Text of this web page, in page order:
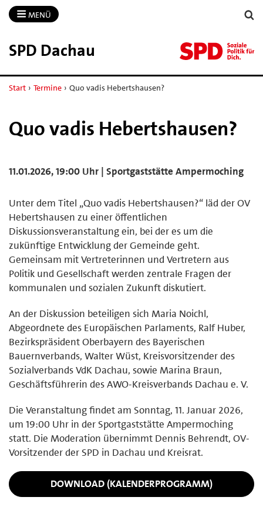
MENÜ
SPD Dachau
Start › Termine › Quo vadis Hebertshausen?
Quo vadis Hebertshausen?
11.01.2026, 19:00 Uhr | Sportgaststätte Ampermoching
Unter dem Titel „Quo vadis Hebertshausen?“ läd der OV
Hebertshausen zu einer öffentlichen
Diskussionsveranstaltung ein, bei der es um die
zukünftige Entwicklung der Gemeinde geht.
Gemeinsam mit Vertreterinnen und Vertretern aus
Politik und Gesellschaft werden zentrale Fragen der
kommunalen und sozialen Zukunft diskutiert.
An der Diskussion beteiligen sich Maria Noichl,
Abgeordnete des Europäischen Parlaments, Ralf Huber,
Bezirkspräsident Oberbayern des Bayerischen
Bauernverbands, Walter Wüst, Kreisvorsitzender des
Sozialverbands VdK Dachau, sowie Marina Braun,
Geschäftsführerin des AWO-Kreisverbands Dachau e. V.
Die Veranstaltung findet am Sonntag, 11. Januar 2026,
um 19:00 Uhr in der Sportgaststätte Ampermoching
statt. Die Moderation übernimmt Dennis Behrendt, OV-
Vorsitzender der SPD in Dachau und Kreisrat.
DOWNLOAD (KALENDERPROGRAMM)